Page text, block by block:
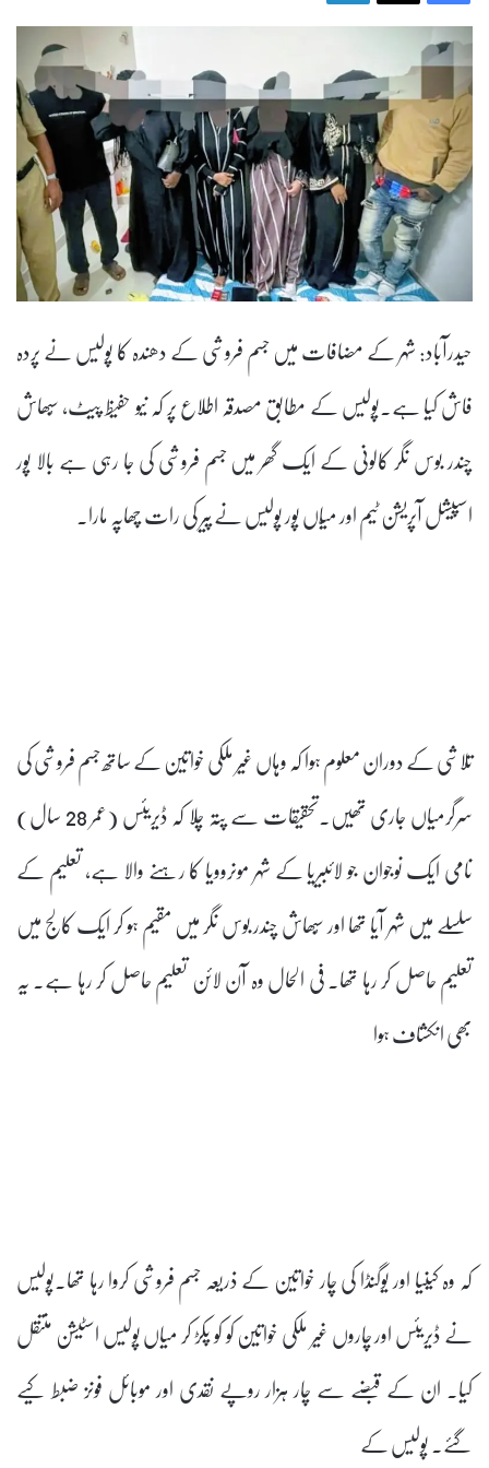
حیدرآباد: شہر کے مضافات میں جسم فروشی کے دھندہ کا پولیس نے پردہ
فاش کیا ہے۔پولیس کے مطابق مصدقہ اطلاع پر کہ نیو حفیظ پیٹ، سُبھاش
چندر بوس نگر کالونی کے ایک گھر میں جسم فروشی کی جا رہی ہے بالا پور
اسپیشل آپریشن ٹیم اور میّاں پور پولیس نے پیر کی رات چھاپہ مارا۔
تلاشی کے دوران معلوم ہوا کہ وہاں غیر ملکی خواتین کے ساتھ جسم فروشی کی
سرگرمیاں جاری تھیں۔تحقیقات سے پتہ چلا کہ ڈیریئس (عمر 28 سال)
نامی ایک نوجوان جو لائبیریا کے شہر مونروویا کا رہنے والا ہے، تعلیم کے
سلسلے میں شہر آیا تھا اور سُبھاش چندر بوس نگر میں مقیم ہو کر ایک کالج میں
تعلیم حاصل کر رہا تھا۔ فی الحال وہ آن لائن تعلیم حاصل کر رہا ہے۔ یہ
بھی انکشاف ہوا
کہ وہ کینیا اور یوگنڈا کی چار خواتین کے ذریعہ جسم فروشی کروا رہا تھا۔پولیس
نے ڈیریئس اور چاروں غیر ملکی خواتین کو کو پکڑ کر میاں پولیس اسٹیشن منتقل
کیا۔ ان کے قبضے سے چار ہزار روپے نقدی اور موبائل فونز ضبط کیے
گئے۔ پولیس کے